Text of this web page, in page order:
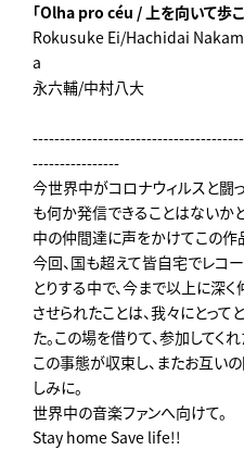
「Olha pro céu / 上を向いて歩こ
Rokusuke Ei/Hachidai
a
永六輔/中村八大
----------------
今世界中がコロナウィルスと闘
も何か発信できることはないか
中の仲間達に声をかけてこの作
今回、国も超えて皆自宅でレコー
とりする中で、今まで以上に深
させられたことは、我々にとっ
た。この場を借りて、参加してく
この事態が収束し、またお互い
しみに。
世界中の音楽ファンへ向けて。
Stay home Save life!!